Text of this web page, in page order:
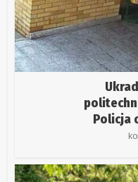
Policja